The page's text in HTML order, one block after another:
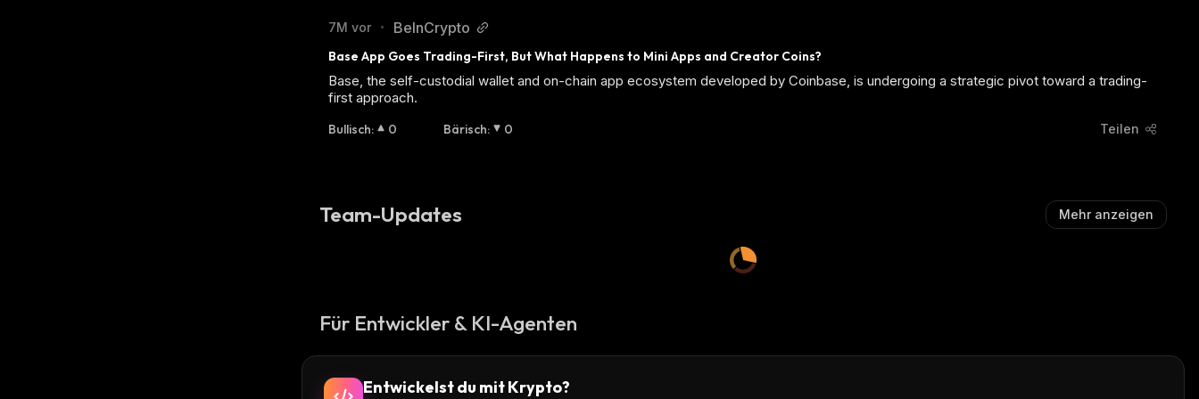
7M vor • BeInCrypto
Base App Goes Trading-First, But What Happens to Mini Apps and Creator Coins?
Base, the self-custodial wallet and on-chain app ecosystem developed by Coinbase, is undergoing a strategic pivot toward a trading-
first approach.
Bullisch: 0 Bärisch: 0 Teilen
Team-Updates Mehr anzeigen
Für Entwickler & KI-Agenten
Entwickelst du mit Krypto?